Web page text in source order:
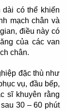
có thể khiến
mạch chân và
điều này có
của các van
chân.
đặc thù như
vụ, đầu bếp,
sĩ khuyên rằng
30 – 60 phút